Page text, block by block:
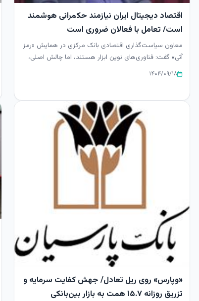
اقتصاد دیجیتال ایران نیازمند حکمرانی هوشمند
است/ تعامل با فعالان ضروری است
معاون سیاست‌گذاری اقتصادی بانک مرکزی در همایش «رمز
آتی» گفت: فناوری‌های نوین ابزار هستند، اما چالش اصلی،
تنظیم‌گری و سی...
۱۴۰۴/۰۹/۱۸
«وپارس» روی ریل تعادل/ جهش کفایت سرمایه و
تزریق روزانه ۱۵.۷ همت به بازار بین‌بانکی